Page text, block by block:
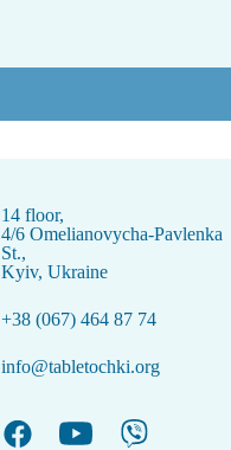
14 floor,
4/6 Omelianovycha-Pavlenka
St.,
Kyiv, Ukraine
+38 (067) 464 87 74
info@tabletochki.org